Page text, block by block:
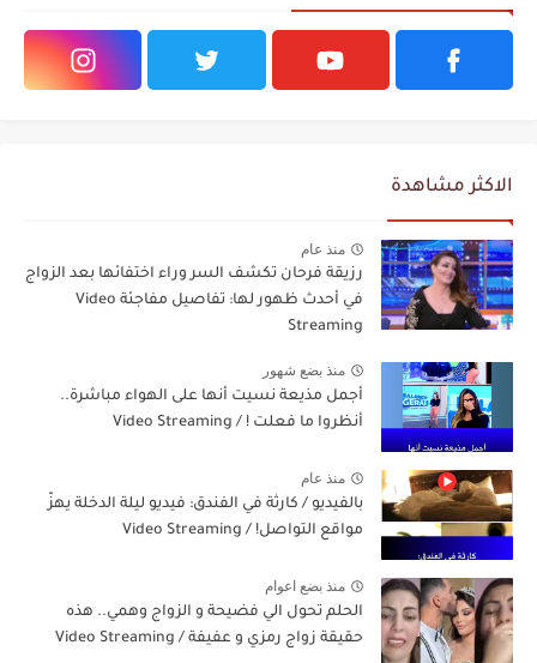
الاكثر مشاهدة
منذ عام
رزيقة فرحان تكشف السر وراء اختفائها بعد الزواج
في أحدث ظهور لها: تفاصيل مفاجئة Video
Streaming
منذ بضع شهور
أجمل مذيعة نسيت أنها على الهواء مباشرة..
أنظروا ما فعلت ! / Video Streaming
منذ عام
بالفيديو / كارثة في الفندق: فيديو ليلة الدخلة يهزّ
مواقع التواصل! / Video Streaming
منذ بضع اعوام
الحلم تحول الي فضيحة و الزواج وهمي.. هذه
حقيقة زواج رمزي و عفيفة / Video Streaming